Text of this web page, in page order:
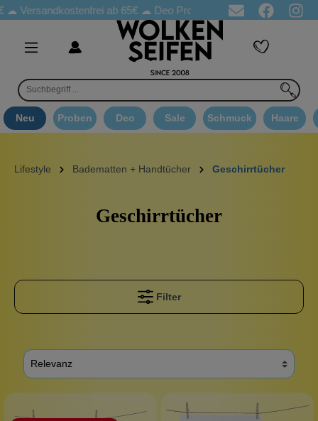
ab 65€☁ Deo Proben in jeder Bestellung ☁
Neu Proben Deo Sale Schmuck Haare
Lifestyle Badematten + Handtücher Geschirrtücher
Geschirrtücher
Filter